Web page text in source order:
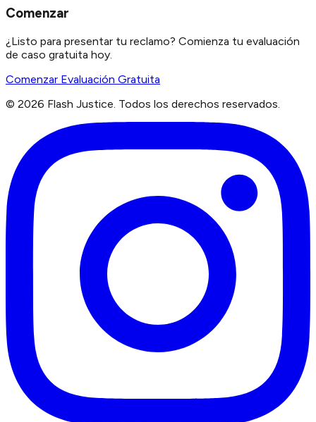
Comenzar
¿Listo para presentar tu reclamo? Comienza tu evaluación
de caso gratuita hoy.
Comenzar Evaluación Gratuita
© 2026 Flash Justice. Todos los derechos reservados.